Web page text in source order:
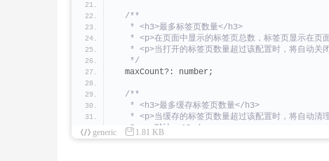
/**
   * <h3>最多标签页数量</h3>
* <p>在页面中显示的标签页总数，标签页显示在页
* <p>当打开的标签页数量超过该配置时，将自动关
   */
  maxCount?: number;
/**
   * <h3>最多缓存标签页数量</h3>
* <p>当缓存的标签页数量超过该配置时，将自动清
   * <p>默认: 10</p>
   */
generic 1.81 KB